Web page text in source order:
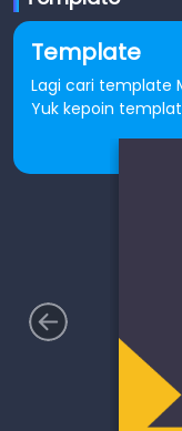
Template
Lagi cari template
Yuk kepoin